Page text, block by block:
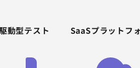
動型テスト SaaSプラットフ